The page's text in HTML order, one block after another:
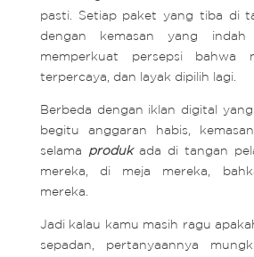
pasti. Setiap paket yang tiba di
dengan kemasan yang
memperkuat persepsi bahwa
terpercaya, dan layak dipilih lagi.
Berbeda dengan iklan digital
begitu anggaran habis,
selama produkada di tangan
mereka, di meja mereka,
mereka.
Jadi kalau kamu masih ragu
sepadan, pertanyaannya